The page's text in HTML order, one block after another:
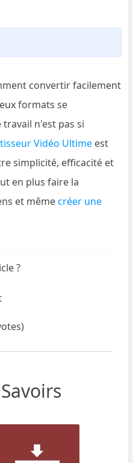
convertir facilement
formats se
n'est pas si
Vidéo Ultime est
simplicité, efficacité et
en plus faire la
et mêmecréer une
?